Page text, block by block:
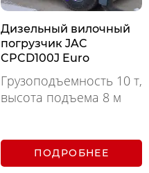
Дизельный вилочный
погрузчик JAC
CPCD100J Euro
Грузоподъемность 10 т,
высота подъема 8 м
ПОДРОБНЕЕ